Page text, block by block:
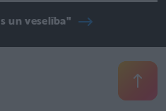
un veselība"